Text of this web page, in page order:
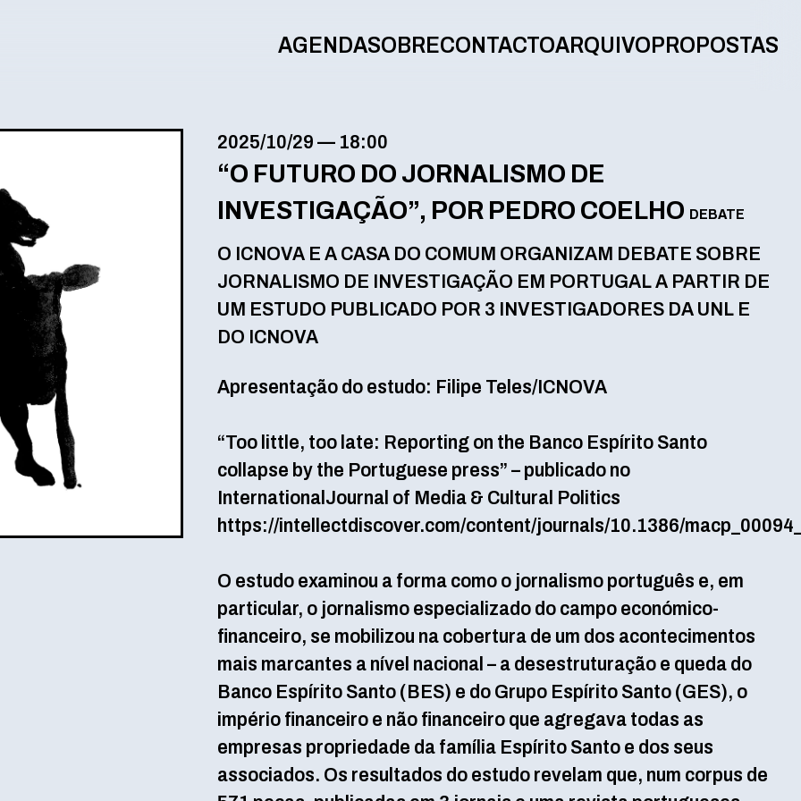
AGENDASOBRECONTACTOARQUIVO PROPOSTAS
2025/10/29 — 18:00
“O FUTURO DO JORNALISMO DE
INVESTIGAÇÃO”, POR PEDRO COELHO DEBATE
O ICNOVA E A CASA DO COMUM ORGANIZAM DEBATE SOBRE
JORNALISMO DE INVESTIGAÇÃO EM PORTUGAL A PARTIR DE
UM ESTUDO PUBLICADO POR 3 INVESTIGADORES DA UNL E
DO ICNOVA
Apresentação do estudo: Filipe Teles/ICNOVA
“Too little, too late: Reporting on the Banco Espírito Santo
collapse by the Portuguese press” – publicado no
InternationalJournal of Media & Cultural Politics
https://intellectdiscover.com/content/journals/10.1386/
O estudo examinou a forma como o jornalismo português e, em
particular, o jornalismo especializado do campo económico-
financeiro, se mobilizou na cobertura de um dos acontecimentos
mais marcantes a nível nacional – a desestruturação e queda do
Banco Espírito Santo (BES) e do Grupo Espírito Santo (GES), o
império financeiro e não financeiro que agregava todas as
empresas propriedade da família Espírito Santo e dos seus
associados. Os resultados do estudo revelam que, num corpus de